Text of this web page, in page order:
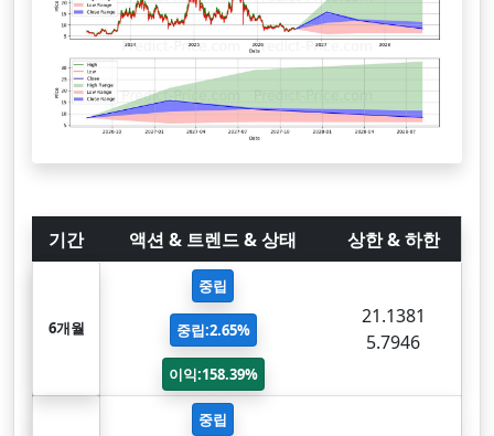
기간 액션 & 트렌드 & 상태 상한 & 하한
6개월
중립
중립:2.65%
이익:158.39%
21.1381
5.7946
중립